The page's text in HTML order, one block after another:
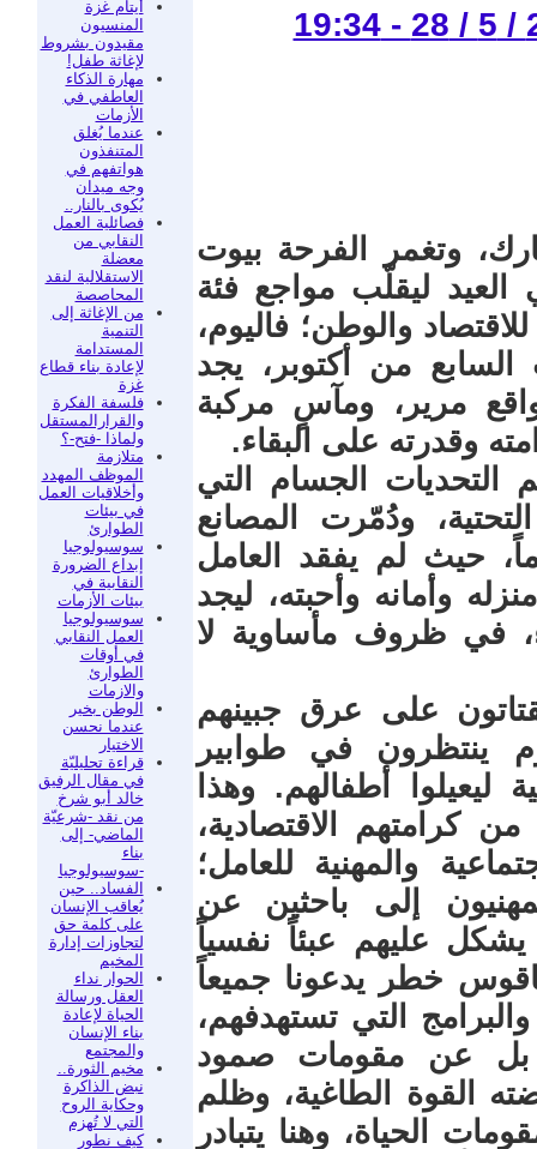
أيتام غزة
المنسيون
مقيدون بشروط
لإغاثة طفل!
مهارة الذكاء
العاطفي في
الأزمات
عندما يُغلق
المتنفذون
هواتفهم في
وجه ميدان
يُكوى بالنار..
فصائلية العمل
النقابي من
معضلة
الاستقلالية لنقد
المحاصصة
من الإغاثة إلى
التنمية
المستدامة
لإعادة بناء قطاع
غزة
فلسفة الفكرة
والقرارالمستقل
ولماذا -فتح-؟
متلازمة
الموظف المهدد
وأخلاقيات العمل
في بيئات
الطوارئ
سوسيولوجيا
إبداع الضرورة
النقابية في
بيئات الأزمات
سوسيولوجيا
العمل النقابي
في أوقات
الطوارئ
والازمات
الوطن بخير
عندما نحسن
الاختيار
قراءة تحليليّة
في مقال الرفيق
خالد أبو شرخ
من نقد -شرعيّة
الماضي- إلى
بناء
-سوسيولوجيا
الفساد.. حين
يُعاقب الإنسان
على كلمة حق
لتجاوزات إدارة
المخيم
الحوار نداء
العقل ورسالة
الحياة لإعادة
بناء الإنسان
والمجتمع
مخيم الثورة..
نبض الذاكرة
وحكاية الروح
التي لا تُهزم
كيف نطور
وتغمر الفرحة بيوت
ليقلّب مواجع فئة
والوطن؛ فاليوم،
من أكتوبر، يجد
مرير، ومآسٍ مركبة
وقدرته على البقاء.
التحديات الجسام التي
ودُمّرت المصانع
حيث لم يفقد العامل
وأمانه وأحبته، ليجد
في ظروف مأساوية لا
على عرق جبينهم
ينتظرون في طوابير
ليعيلوا أطفالهم. وهذا
كرامتهم الاقتصادية،
والمهنية للعامل؛
إلى باحثين عن
عليهم عبئاً نفسياً
ناقوس خطر يدعونا جميعاً
التي تستهدفهم،
بل عن مقومات صمود
القوة الطاغية، وظلم
الحياة، وهنا يتبادر